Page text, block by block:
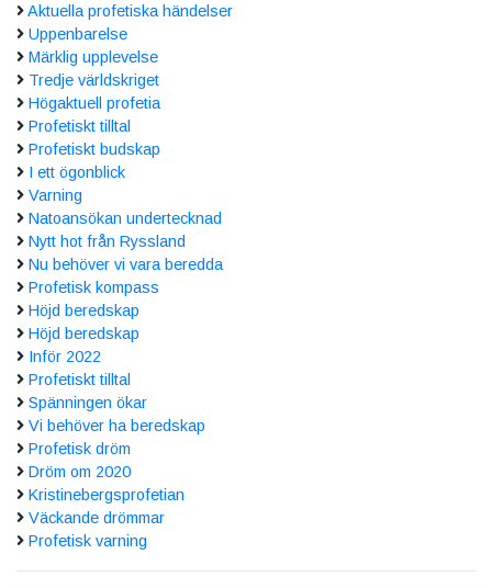
Aktuella profetiska händelser
Uppenbarelse
Märklig upplevelse
Tredje världskriget
Högaktuell profetia
Profetiskt tilltal
Profetiskt budskap
I ett ögonblick
Varning
Natoansökan undertecknad
Nytt hot från Ryssland
Nu behöver vi vara beredda
Profetisk kompass
Höjd beredskap
Höjd beredskap
Inför 2022
Profetiskt tilltal
Spänningen ökar
Vi behöver ha beredskap
Profetisk dröm
Dröm om 2020
Kristinebergsprofetian
Väckande drömmar
Profetisk varning